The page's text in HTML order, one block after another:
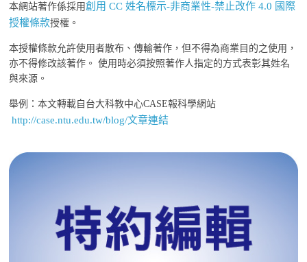
本網站著作係採用創用 CC 姓名標示-非商業性-禁止改作 4.0 國際
授權條款授權。
本授權條款允許使用者散布、傳輸著作，但不得為商業目的之使用，
亦不得修改該著作。 使用時必須按照著作人指定的方式表彰其姓名
與來源。
舉例：本文轉載自台大科教中心CASE報科學網站
http://case.ntu.edu.tw/blog/文章連結